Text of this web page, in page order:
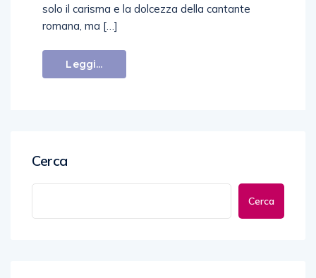
solo il carisma e la dolcezza della cantante
romana, ma […]
Leggi...
Cerca
Cerca